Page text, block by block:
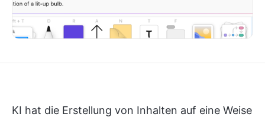
KI hat die Erstellung von Inhalten auf eine Weise